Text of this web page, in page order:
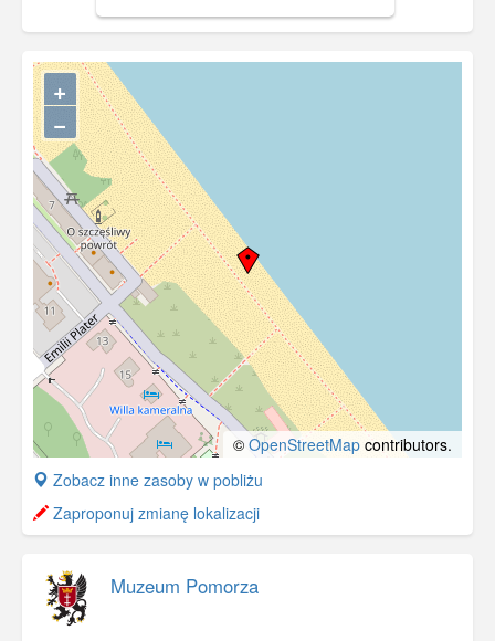
+
−
© OpenStreetMap contributors.
+
−
Zobacz inne zasoby w pobliżu
Zaproponuj zmianę lokalizacji
Muzeum Pomorza